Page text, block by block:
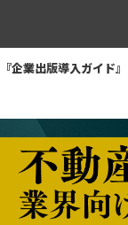
『企業出版導入ガイド』